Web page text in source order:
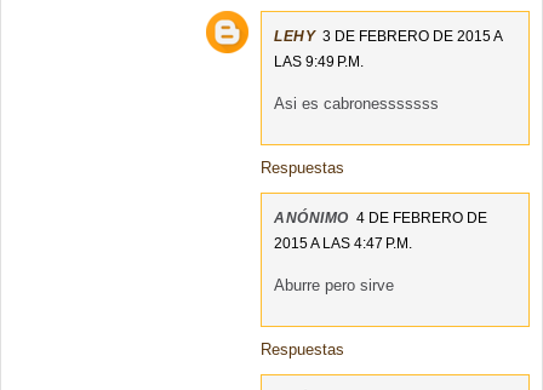
LEHY 3 DE FEBRERO DE 2015 A
LAS 9:49 P.M.
Asi es cabronesssssss
Respuestas
ANÓNIMO 4 DE FEBRERO DE
2015 A LAS 4:47 P.M.
Aburre pero sirve
Respuestas